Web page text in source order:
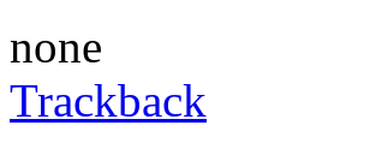
none
Trackback